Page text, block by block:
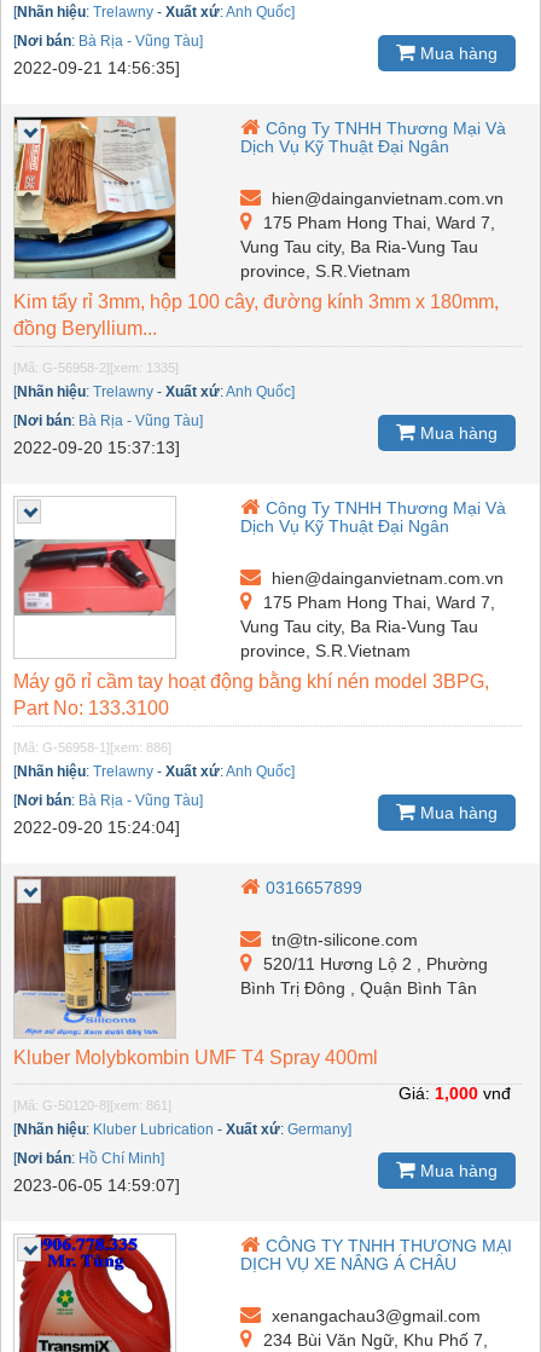
[Nhãn hiệu: Trelawny - Xuất xứ:Anh Quốc]
[Nơi bán: Bà Rịa - Vũng Tàu]
2022-09-21 14:56:35]
Mua hàng
Công Ty TNHH Thương Mại Và
Dịch Vụ Kỹ Thuật Đại Ngân
hien@dainganvietnam.com.vn
175 Pham Hong Thai, Ward 7,
Vung Tau city, Ba Ria-Vung Tau
province, S.R.Vietnam
Kim tẩy rỉ 3mm, hộp 100 cây, đường kính 3mm x 180mm,
đồng Beryllium...
[Mã: G-56958-2][xem: 1335]
[Nhãn hiệu: Trelawny - Xuất xứ:Anh Quốc]
[Nơi bán: Bà Rịa - Vũng Tàu]
2022-09-20 15:37:13]
Mua hàng
Công Ty TNHH Thương Mại Và
Dịch Vụ Kỹ Thuật Đại Ngân
hien@dainganvietnam.com.vn
175 Pham Hong Thai, Ward 7,
Vung Tau city, Ba Ria-Vung Tau
province, S.R.Vietnam
Máy gõ rỉ cầm tay hoạt động bằng khí nén model 3BPG,
Part No: 133.3100
[Mã: G-56958-1][xem: 886]
[Nhãn hiệu: Trelawny - Xuất xứ:Anh Quốc]
[Nơi bán: Bà Rịa - Vũng Tàu]
2022-09-20 15:24:04]
Mua hàng
0316657899
tn@tn-silicone.com
520/11 Hương Lộ 2 , Phường
Bình Trị Đông , Quận Bình Tân
Kluber Molybkombin UMF T4 Spray 400ml
[Mã: G-50120-8][xem: 861]
[Nhãn hiệu: Kluber Lubrication - Xuất xứ: Germany]
[Nơi bán: Hồ Chí Minh]
2023-06-05 14:59:07]
Giá: 1,000 vnđ
Mua hàng
CÔNG TY TNHH THƯƠNG MẠI
DỊCH VỤ XE NÂNG Á CHÂU
xenangachau3@gmail.com
234 Bùi Văn Ngữ, Khu Phố 7,